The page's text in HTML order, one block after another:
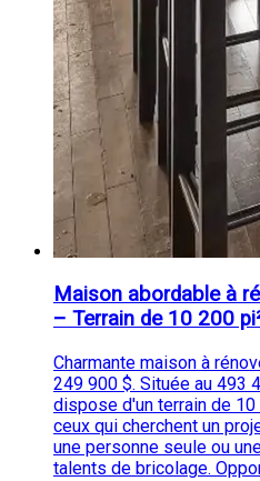
Maison abordable à
– Terrain de 10 200
Charmante maison à
249 900 $. Située au 493
dispose d'un terrain de
ceux qui cherchent un
une personne seule ou
talents de bricolage.